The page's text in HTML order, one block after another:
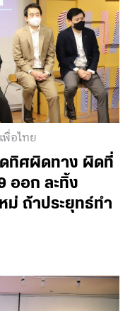
อไทย
ดทิศผิดทาง ผิดที่
ออก ละทิ้ง
ม่ ถ้าประยุทธ์ทำ